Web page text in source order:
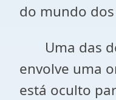
do mundo
Uma das
envolve uma
está oculto